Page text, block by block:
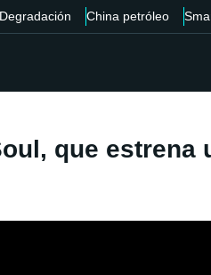
Degradación China petróleo
que